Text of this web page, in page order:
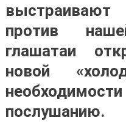
против
глашатаи
новой
послушанию.